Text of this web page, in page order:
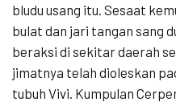
bludu usang itu. Sesaat
bulat dan jari tangan sang
beraksi di sekitar daerah
jimatnya telah dioleskan
tubuh Vivi. Kumpulan